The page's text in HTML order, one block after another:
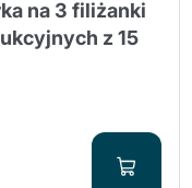
na 3 filiżanki
z 15